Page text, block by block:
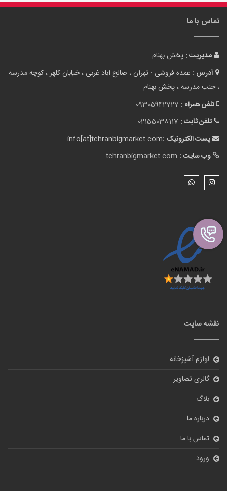
، جنب مدرسه ، پخش بهنام
تلفن همراه :
پست الکترونیک :info[at]tehranbigmarket.com
وب سایت : tehranbigmarket.com
نقشه سایت
لوازم آشپزخانه
بلاگ
درباره ما
تماس با ما
ورود
نظر سنجی